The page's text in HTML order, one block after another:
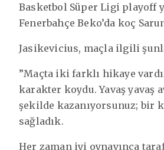
Basketbol Süper Ligi playoff
Fenerbahçe Beko’da koç
Jasikevicius, maçla ilgili
”Maçta iki farklı hikaye
karakter koydu. Yavaş yavaş
şekilde kazanıyorsunuz; bir
sağladık.
Her zaman iyi oynayınca